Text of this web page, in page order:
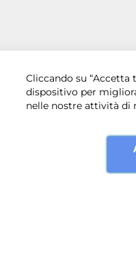
S.R.L. Cap. Soc. 50.000 €